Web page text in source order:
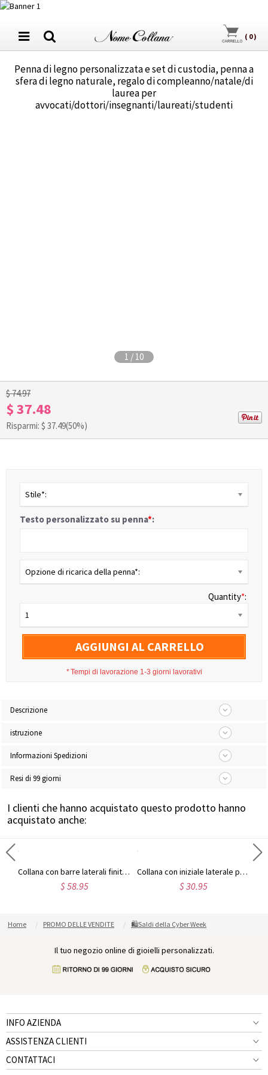
( 0)
Penna di legno personalizzata e set di custodia, penna a
sfera di legno naturale, regalo di compleanno/natale/di
laurea per
avvocati/dottori/insegnanti/laureati/studenti
1 / 10
$ 74.97
$ 37.48
Risparmi: $ 37.49(50%)
Stile*:
Testo personalizzato su penna*:
Opzione di ricarica della penna*:
Quantity*:
1
AGGIUNGI AL CARRELLO
*Tempi di lavorazione 1-3 giorni lavorativi
Descrizione
istruzione
Informazioni Spedizioni
Resi di 99 giorni
I clienti che hanno acquistato questo prodotto hanno
acquistato anche:
Collana con barre laterali finitura incisa con pietre preziose in argento sterling
$ 58.95
Collana con iniziale laterale personalizzata, regali per la festa della mamma, per la mamma, per lei
$ 30.95
Home PROMO DELLE VENDITE 🛍️Saldi della Cyber Week
Il tuo negozio online di gioielli personalizzati.
INFO AZIENDA
ASSISTENZA CLIENTI
CONTATTACI